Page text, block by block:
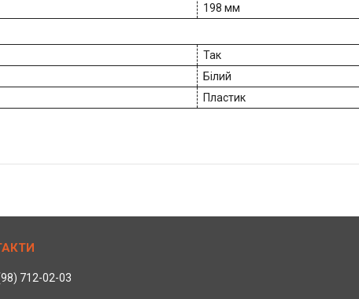
198 мм
Так
Білий
Пластик
712-02-03